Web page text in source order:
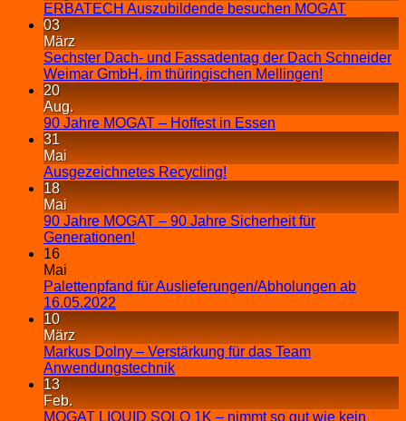
ERBATECH Auszubildende besuchen MOGAT
03
März
Sechster Dach- und Fassadentag der Dach Schneider
Weimar GmbH, im thüringischen Mellingen!
20
Aug.
90 Jahre MOGAT – Hoffest in Essen
31
Mai
Ausgezeichnetes Recycling!
18
Mai
90 Jahre MOGAT – 90 Jahre Sicherheit für
Generationen!
16
Mai
Palettenpfand für Auslieferungen/Abholungen ab
16.05.2022
10
März
Markus Dolny – Verstärkung für das Team
Anwendungstechnik
13
Feb.
MOGAT LIQUID SOLO 1K – nimmt so gut wie kein